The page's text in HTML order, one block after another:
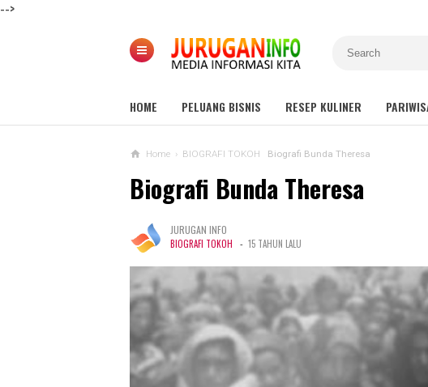
-->
HOME PELUANG BISNIS RESEP KULINER
Home › BIOGRAFI TOKOH Biografi Bunda Theresa
Biografi Bunda Theresa
JURUGAN INFO
BIOGRAFI TOKOH - 15 TAHUN LALU